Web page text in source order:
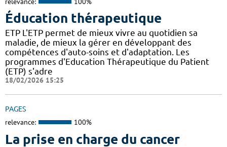
Éducation thérapeutique
ETP L'ETP permet de mieux vivre au quotidien sa
maladie, de mieux la gérer en développant des
compétences d'auto-soins et d'adaptation. Les
programmes d'Education Thérapeutique du Patient
(ETP) s'adre
18/02/2026 15:25
PAGES
relevance: 100%
La prise en charge du cancer